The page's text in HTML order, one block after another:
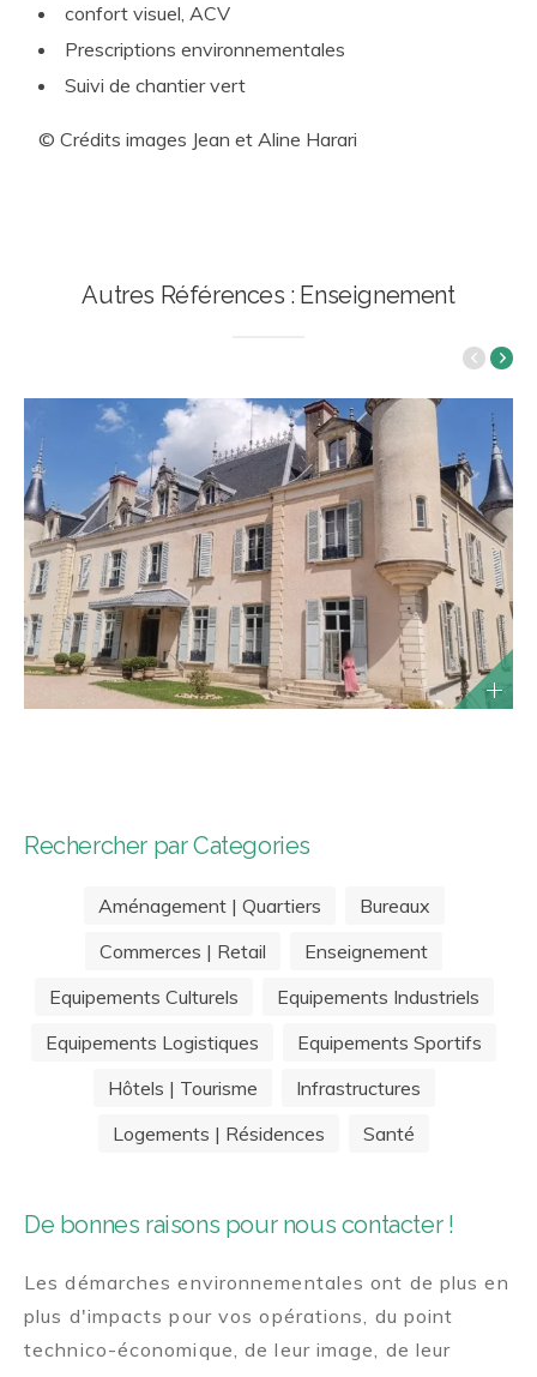
confort visuel, ACV
Prescriptions environnementales
Suivi de chantier vert
© Crédits images Jean et Aline Harari
Autres Références : Enseignement
Rechercher par Categories
Aménagement | Quartiers
Bureaux
Commerces | Retail
Enseignement
Equipements Culturels
Equipements Industriels
Equipements Logistiques
Equipements Sportifs
Hôtels | Tourisme
Infrastructures
Logements | Résidences
Santé
De bonnes raisons pour nous contacter !
Les démarches environnementales ont de plus en
plus d'impacts pour vos opérations, du point
technico-économique, de leur image, de leur